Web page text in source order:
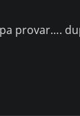
provar….